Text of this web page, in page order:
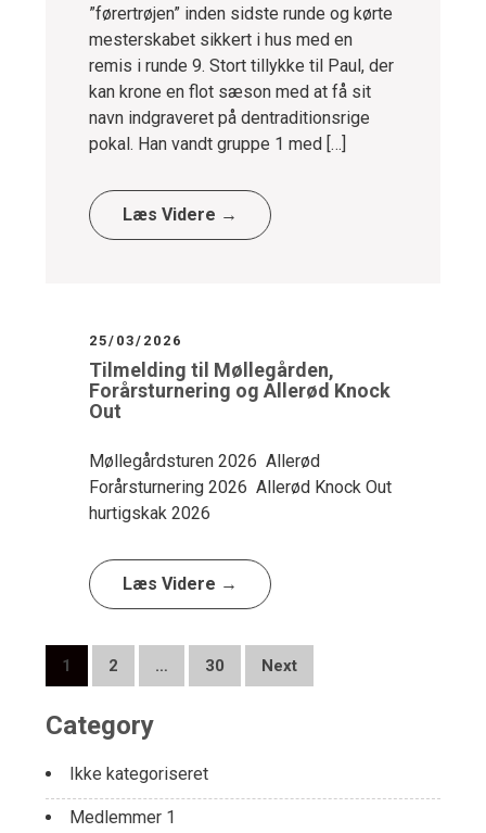
”førertrøjen” inden sidste runde og kørte
mesterskabet sikkert i hus med en
remis i runde 9. Stort tillykke til Paul, der
kan krone en flot sæson med at få sit
navn indgraveret på dentraditionsrige
pokal. Han vandt gruppe 1 med […]
Læs Videre →
25/03/2026
Tilmelding til Møllegården,
Forårsturnering og Allerød Knock
Out
Møllegårdsturen 2026 Allerød
Forårsturnering 2026 Allerød Knock Out
hurtigskak 2026
Læs Videre →
Posts
1 2 … 30 Next
Category
Ikke kategoriseret
Medlemmer 1